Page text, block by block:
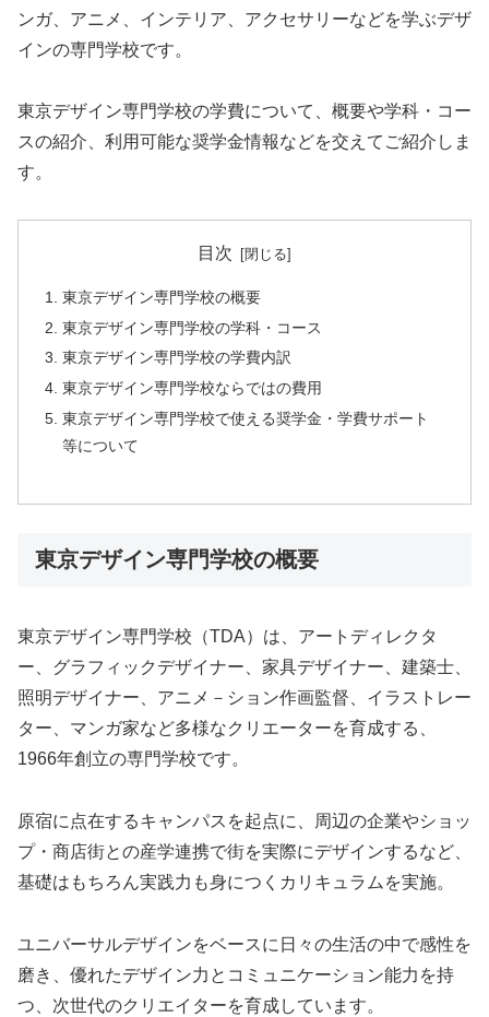
ンガ、アニメ、インテリア、アクセサリーなどを学ぶデザ
インの専門学校です。
東京デザイン専門学校の学費について、概要や学科・コー
スの紹介、利用可能な奨学金情報などを交えてご紹介しま
す。
目次
東京デザイン専門学校の概要
東京デザイン専門学校の学科・コース
東京デザイン専門学校の学費内訳
東京デザイン専門学校ならではの費用
東京デザイン専門学校で使える奨学金・学費サポート
等について
東京デザイン専門学校の概要
東京デザイン専門学校（TDA）は、アートディレクタ
ー、グラフィックデザイナー、家具デザイナー、建築士、
照明デザイナー、アニメ－ション作画監督、イラストレー
ター、マンガ家など多様なクリエーターを育成する、
1966年創立の専門学校です。
原宿に点在するキャンパスを起点に、周辺の企業やショッ
プ・商店街との産学連携で街を実際にデザインするなど、
基礎はもちろん実践力も身につくカリキュラムを実施。
ユニバーサルデザインをベースに日々の生活の中で感性を
磨き、優れたデザイン力とコミュニケーション能力を持
つ、次世代のクリエイターを育成しています。